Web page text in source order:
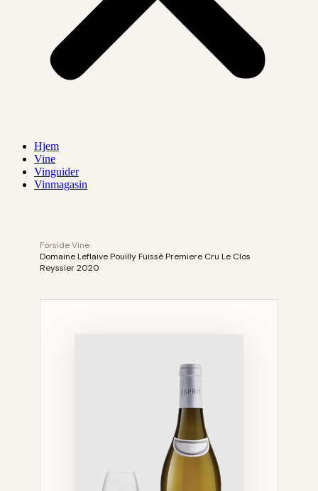
Hjem
Vine
Vinguider
Vinmagasin
ForsideVine
Domaine Leflaive Pouilly Fuissé Premiere Cru Le Clos
Reyssier 2020